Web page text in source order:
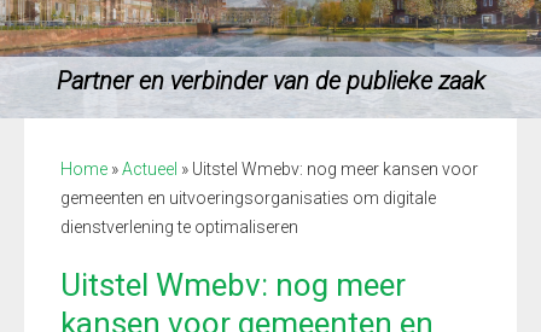
Partner en verbinder van de publieke zaak
Home »Actueel » Uitstel Wmebv: nog meer kansen voor
gemeenten en uitvoeringsorganisaties om digitale
dienstverlening te optimaliseren
Uitstel Wmebv: nog meer
kansen voor gemeenten en